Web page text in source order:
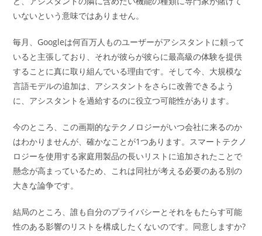
いないという意味ではありません。
毎月、Googleは何百万人ものユーザーがアシスタントに頼って
いると主張しており、それが彼らが彼らに最高級の体験を提供
することに真に取り組んでいる理由です。そして今、大規模な
言語モデルの追加は、アシスタントをさらに改善できるよう
に、アシスタントを過給するのに役立つ可能性があります。
今のところ、この画期的なテクノロジーがいつ会社に来るのか
はわかりませんが、確かなことが1つあります。スマートテクノ
ロジーを使用する家庭用製品の長いリストに追加されたことで
懸念が高まっているため、これは同社が考える必要のある別の
大きな論争です。
結局のところ、誰も自分のプライバシーとそれをもたらす可能
性のある影響のリストを構成したくないのです。同意しますか?